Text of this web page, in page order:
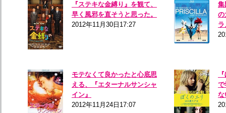
『ステキな金縛り』を観て、
早く風邪を直そうと思った。
2012年11月30日17:27
集
の
モテなくて良かったと心底思
える、『エターナルサンシャ
イン』
2012年11月24日17:07
で
な